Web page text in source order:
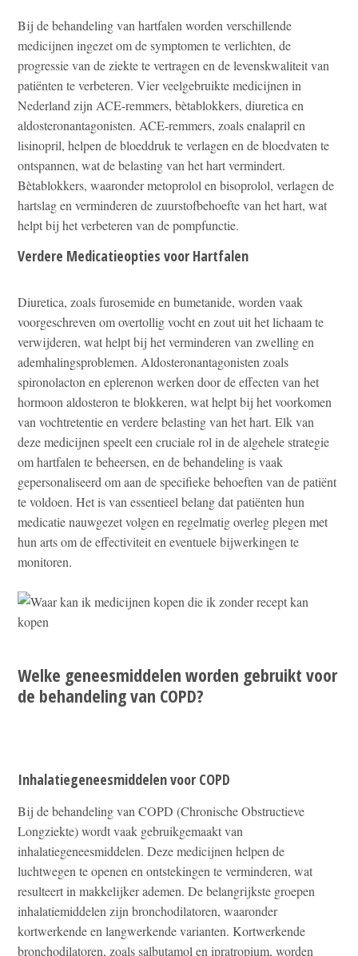
Bij de behandeling van hartfalen worden verschillende
medicijnen ingezet om de symptomen te verlichten, de
progressie van de ziekte te vertragen en de levenskwaliteit van
patiënten te verbeteren. Vier veelgebruikte medicijnen in
Nederland zijn ACE-remmers, bètablokkers, diuretica en
aldosteronantagonisten. ACE-remmers, zoals enalapril en
lisinopril, helpen de bloeddruk te verlagen en de bloedvaten te
ontspannen, wat de belasting van het hart vermindert.
Bètablokkers, waaronder metoprolol en bisoprolol, verlagen de
hartslag en verminderen de zuurstofbehoefte van het hart, wat
helpt bij het verbeteren van de pompfunctie.
Verdere Medicatieopties voor Hartfalen
Diuretica, zoals furosemide en bumetanide, worden vaak
voorgeschreven om overtollig vocht en zout uit het lichaam te
verwijderen, wat helpt bij het verminderen van zwelling en
ademhalingsproblemen. Aldosteronantagonisten zoals
spironolacton en eplerenon werken door de effecten van het
hormoon aldosteron te blokkeren, wat helpt bij het voorkomen
van vochtretentie en verdere belasting van het hart. Elk van
deze medicijnen speelt een cruciale rol in de algehele strategie
om hartfalen te beheersen, en de behandeling is vaak
gepersonaliseerd om aan de specifieke behoeften van de patiënt
te voldoen. Het is van essentieel belang dat patiënten hun
medicatie nauwgezet volgen en regelmatig overleg plegen met
hun arts om de effectiviteit en eventuele bijwerkingen te
monitoren.
Welke geneesmiddelen worden gebruikt voor
de behandeling van COPD?
Inhalatiegeneesmiddelen voor COPD
Bij de behandeling van COPD (Chronische Obstructieve
Longziekte) wordt vaak gebruikgemaakt van
inhalatiegeneesmiddelen. Deze medicijnen helpen de
luchtwegen te openen en ontstekingen te verminderen, wat
resulteert in makkelijker ademen. De belangrijkste groepen
inhalatiemiddelen zijn bronchodilatoren, waaronder
kortwerkende en langwerkende varianten. Kortwerkende
bronchodilatoren, zoals salbutamol en ipratropium, worden